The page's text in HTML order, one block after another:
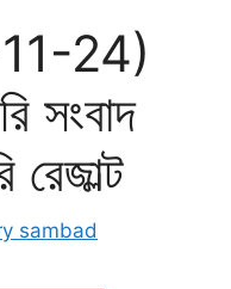
11-24)
সংবাদ
sambad